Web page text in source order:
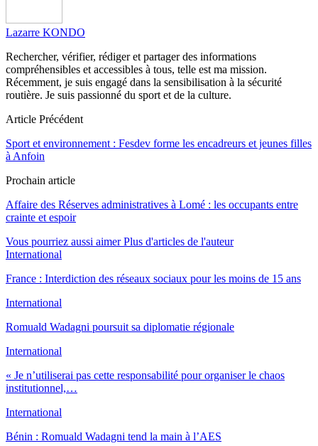
Lazarre KONDO
Rechercher, vérifier, rédiger et partager des informations
compréhensibles et accessibles à tous, telle est ma mission.
Récemment, je suis engagé dans la sensibilisation à la sécurité
routière. Je suis passionné du sport et de la culture.
Article Précédent
Sport et environnement : Fesdev forme les encadreurs et jeunes filles
à Anfoin
Prochain article
Affaire des Réserves administratives à Lomé : les occupants entre
crainte et espoir
Vous pourriez aussi aimer Plus d'articles de l'auteur
International
France : Interdiction des réseaux sociaux pour les moins de 15 ans
International
Romuald Wadagni poursuit sa diplomatie régionale
International
« Je n’utiliserai pas cette responsabilité pour organiser le chaos
institutionnel,…
International
Bénin : Romuald Wadagni tend la main à l’AES